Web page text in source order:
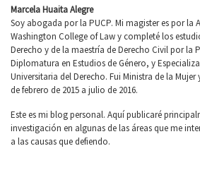
Marcela Huaita Alegre
Soy abogada por la PUCP. Mi magister es por la
Washington College of Law y completé los
Derecho y de la maestría de Derecho Civil por la
Diplomatura en Estudios de Género, y
Universitaria del Derecho. Fui Ministra de la
de febrero de 2015 a julio de 2016.
Este es mi blog personal. Aquí publicaré
investigación en algunas de las áreas que me
a las causas que defiendo.